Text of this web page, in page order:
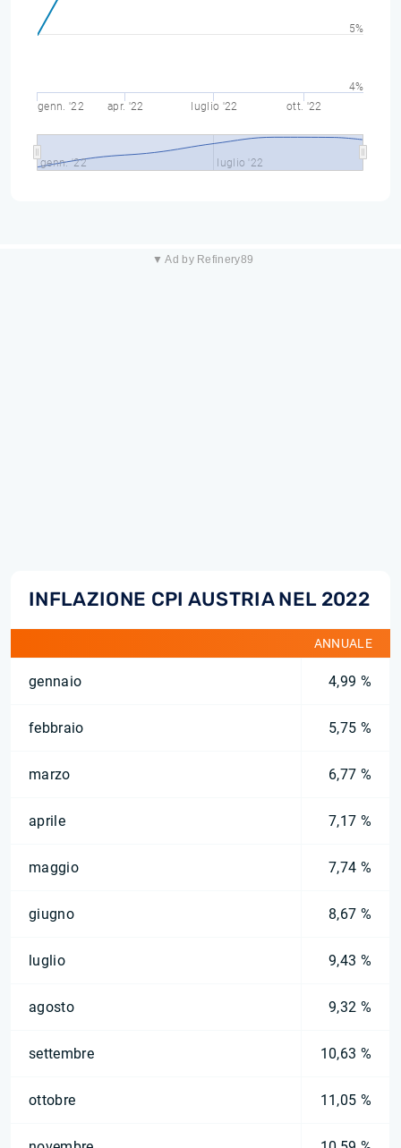
genn. '22 apr. '22 luglio '22 ott. '22
genn. '22 luglio '22
4%
5%
▼ Ad by Refinery89
INFLAZIONE CPI AUSTRIA NEL 2022
ANNUALE
gennaio 4,99 %
febbraio 5,75 %
marzo 6,77 %
aprile 7,17 %
maggio 7,74 %
giugno 8,67 %
luglio 9,43 %
agosto 9,32 %
settembre 10,63 %
ottobre 11,05 %